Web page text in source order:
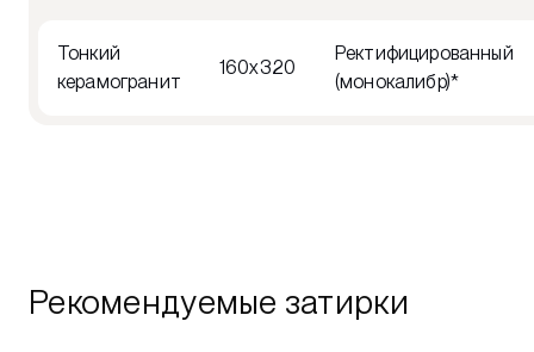
Тонкий
керамогранит
160x320
Ректифицированный
(монокалибр)*
Рекомендуемые затирки